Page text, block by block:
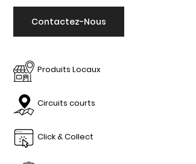
Contactez-Nous
Produits Locaux
Circuits courts
Click & Collect